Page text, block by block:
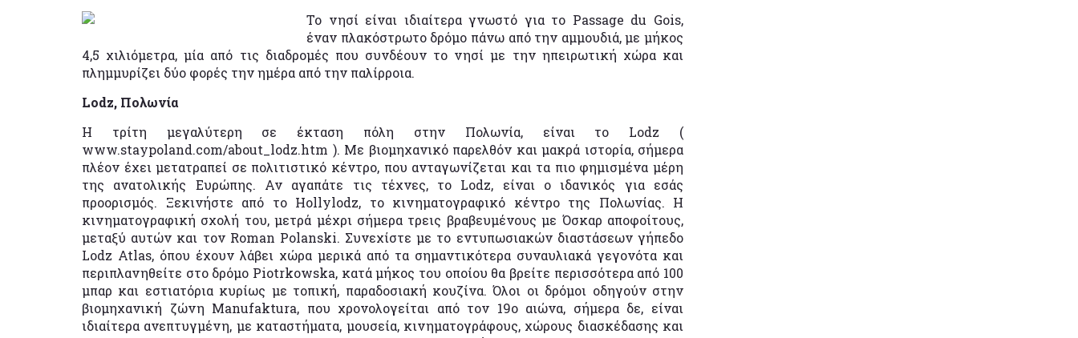
Το νησί είναι ιδιαίτερα γνωστό για το Passage du Gois,
έναν πλακόστρωτο δρόμο πάνω από την αμμουδιά, με μήκος
4,5 χιλιόμετρα, μία από τις διαδρομές που συνδέουν το νησί με την ηπειρωτική χώρα και
πλημμυρίζει δύο φορές την ημέρα από την παλίρροια.
Lodz, Πολωνία
Η τρίτη μεγαλύτερη σε έκταση πόλη στην Πολωνία, είναι το Lodz (
www.staypoland.com/about_lodz.htm ). Με βιομηχανικό παρελθόν και μακρά ιστορία, σήμερα
πλέον έχει μετατραπεί σε πολιτιστικό κέντρο, που ανταγωνίζεται και τα πιο φημισμένα μέρη
της ανατολικής Ευρώπης. Αν αγαπάτε τις τέχνες, το Lodz, είναι ο ιδανικός για εσάς
προορισμός. Ξεκινήστε από το Hollylodz, το κινηματογραφικό κέντρο της Πολωνίας. Η
κινηματογραφική σχολή του, μετρά μέχρι σήμερα τρεις βραβευμένους με Όσκαρ αποφοίτους,
μεταξύ αυτών και τον Roman Polanski. Συνεχίστε με το εντυπωσιακών διαστάσεων γήπεδο
Lodz Atlas, όπου έχουν λάβει χώρα μερικά από τα σημαντικότερα συναυλιακά γεγονότα και
περιπλανηθείτε στο δρόμο Piotrkowska, κατά μήκος του οποίου θα βρείτε περισσότερα από 100
μπαρ και εστιατόρια κυρίως με τοπική, παραδοσιακή κουζίνα. Όλοι οι δρόμοι οδηγούν στην
βιομηχανική ζώνη Manufaktura, που χρονολογείται από τον 19ο αιώνα, σήμερα δε, είναι
ιδιαίτερα ανεπτυγμένη, με καταστήματα, μουσεία, κινηματογράφους, χώρους διασκέδασης και